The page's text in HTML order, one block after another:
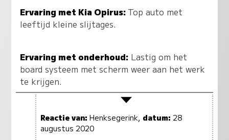
Ervaring met Kia Opirus: Top auto met
leeftijd kleine slijtages.
Ervaring met onderhoud: Lastig om het
board systeem met scherm weer aan het werk
te krijgen.
Reactie van: Henksegerink, datum: 28
augustus 2020